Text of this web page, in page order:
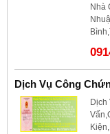
Nhà
Dịch Vụ Công
Dịch